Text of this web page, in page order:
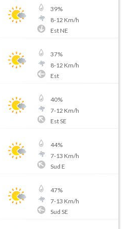
39%
8-12 Km/h
Est NE
37%
8-12 Km/h
Est
40%
7-12 Km/h
Est SE
44%
7-13 Km/h
Sud E
47%
7-13 Km/h
Sud SE